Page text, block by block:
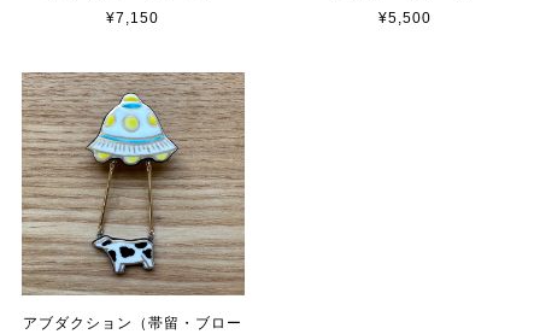
¥7,150
¥5,500
アブダクション（帯留・ブロー